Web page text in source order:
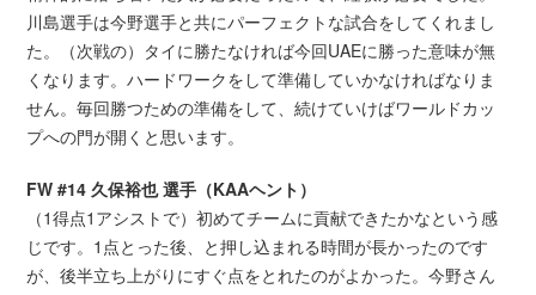
川島選手は今野選手と共にパーフェクトな試合をしてくれまし
た。（次戦の）タイに勝たなければ今回UAEに勝った意味が無
くなります。ハードワークをして準備していかなければなりま
せん。毎回勝つための準備をして、続けていけばワールドカッ
プへの門が開くと思います。
FW #14 久保裕也 選手（KAAヘント）
（1得点1アシストで）初めてチームに貢献できたかなという感
じです。1点とった後、と押し込まれる時間が長かったのです
が、後半立ち上がりにすぐ点をとれたのがよかった。今野さん